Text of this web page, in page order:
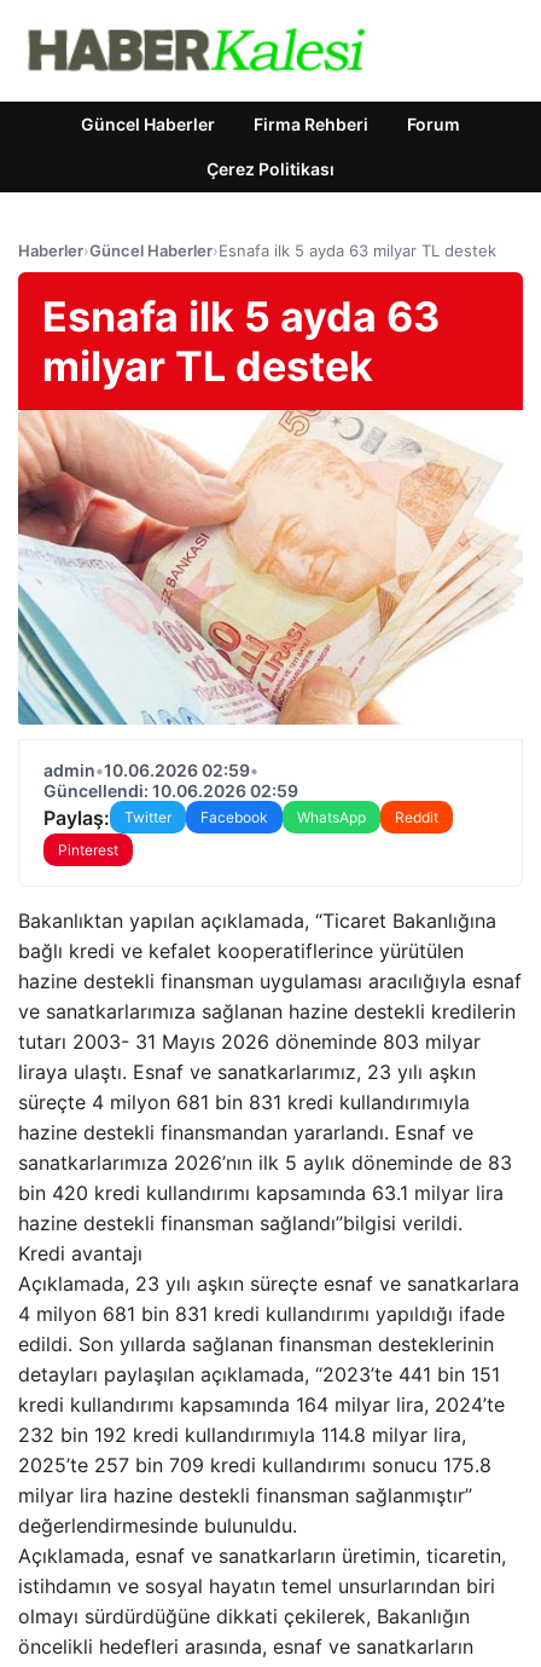
Güncel Haberler Firma Rehberi Forum
Çerez Politikası
Haberler›Güncel Haberler›Esnafa ilk 5 ayda 63 milyar TL destek
Esnafa ilk 5 ayda 63
milyar TL destek
admin•10.06.2026 02:59•
Güncellendi: 10.06.2026 02:59
Paylaş: Twitter Facebook WhatsApp
Reddit
Pinterest
Bakanlıktan yapılan açıklamada, “Ticaret Bakanlığına
bağlı kredi ve kefalet kooperatiflerince yürütülen
hazine destekli finansman uygulaması aracılığıyla esnaf
ve sanatkarlarımıza sağlanan hazine destekli kredilerin
tutarı 2003- 31 Mayıs 2026 döneminde 803 milyar
liraya ulaştı. Esnaf ve sanatkarlarımız, 23 yılı aşkın
süreçte 4 milyon 681 bin 831 kredi kullandırımıyla
hazine destekli finansmandan yararlandı. Esnaf ve
sanatkarlarımıza 2026’nın ilk 5 aylık döneminde de 83
bin 420 kredi kullandırımı kapsamında 63.1 milyar lira
hazine destekli finansman sağlandı”bilgisi verildi.
Kredi avantajı
Açıklamada, 23 yılı aşkın süreçte esnaf ve sanatkarlara
4 milyon 681 bin 831 kredi kullandırımı yapıldığı ifade
edildi. Son yıllarda sağlanan finansman desteklerinin
detayları paylaşılan açıklamada, “2023’te 441 bin 151
kredi kullandırımı kapsamında 164 milyar lira, 2024’te
232 bin 192 kredi kullandırımıyla 114.8 milyar lira,
2025’te 257 bin 709 kredi kullandırımı sonucu 175.8
milyar lira hazine destekli finansman sağlanmıştır”
değerlendirmesinde bulunuldu.
Açıklamada, esnaf ve sanatkarların üretimin, ticaretin,
istihdamın ve sosyal hayatın temel unsurlarından biri
olmayı sürdürdüğüne dikkati çekilerek, Bakanlığın
öncelikli hedefleri arasında, esnaf ve sanatkarların